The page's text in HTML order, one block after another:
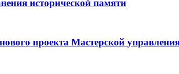
исторической памяти
проекта Мастерской